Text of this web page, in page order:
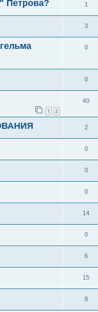
Петрова? 1
3
0
0
1 2
40
2
0
0
0
14
0
6
15
8